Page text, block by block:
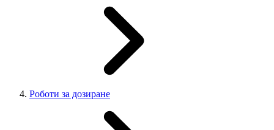
Роботи за дозиране